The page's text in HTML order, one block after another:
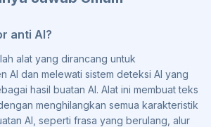
anti AI?
alat yang dirancang untuk
AI dan melewati sistem deteksi AI yang
hasil buatan AI. Alat ini membuat teks
menghilangkan semua karakteristik
AI, seperti frasa yang berulang, alur